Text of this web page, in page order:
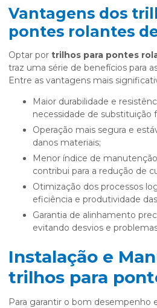
Vantagens dos
pontes rolantes
Optar por trilhos para pontes
traz uma série de benefícios para
Entre as vantagens mais
Maior durabilidade e resistência, reduzindo a
necessidade de substituição
Operação mais segura e estável, evitando acidentes e
danos materiais;
Menor índice de manutenção corretiva, o que
contribui para a redução de
Otimização dos processos logísticos, aumentando a
eficiência e produtividade
Garantia de alinhamento preciso das pontes rolantes,
evitando desvios e
Instalação e
trilhos para
Para garantir o bom desempenho